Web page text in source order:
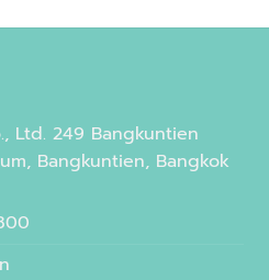
Ltd. 249 Bangkuntien
Bangkuntien, Bangkok